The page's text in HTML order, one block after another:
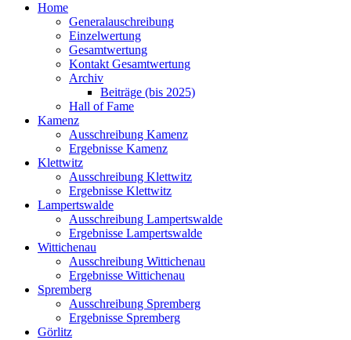
Home
Generalauschreibung
Einzelwertung
Gesamtwertung
Kontakt Gesamtwertung
Archiv
Beiträge (bis 2025)
Hall of Fame
Kamenz
Ausschreibung Kamenz
Ergebnisse Kamenz
Klettwitz
Ausschreibung Klettwitz
Ergebnisse Klettwitz
Lampertswalde
Ausschreibung Lampertswalde
Ergebnisse Lampertswalde
Wittichenau
Ausschreibung Wittichenau
Ergebnisse Wittichenau
Spremberg
Ausschreibung Spremberg
Ergebnisse Spremberg
Görlitz